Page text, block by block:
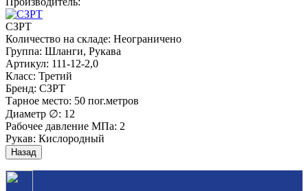
СЗРТ
Количество на складе: Неограничено
Группа: Шланги, Рукава
Артикул: 111-12-2,0
Класс: Третий
Бренд: СЗРТ
Тарное место: 50 пог.метров
Диаметр ∅: 12
Рабочее давление МПа: 2
Рукав: Кислородный